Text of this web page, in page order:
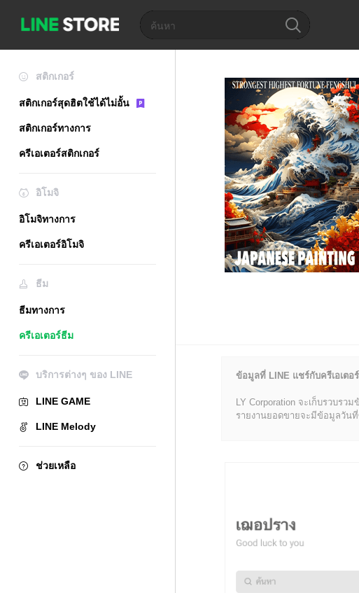
สติกเกอร์
สติกเกอร์สุดฮิตใช้ได้ไม่อั้น
สติกเกอร์ทางการ
ครีเอเตอร์สติกเกอร์
อิโมจิ
อิโมจิทางการ
ครีเอเตอร์อิโมจิ
ธีม
ธีมทางการ
ครีเอเตอร์ธีม
บริการต่างๆ ของ LINE
LINE GAME
LINE Melody
ช่วยเหลือ
ข้อมูลที่ LINE แชร์กับครีเอเตอร์
LY Corporation จะเก็บรวบรว
รายงานยอดขายจะมีข้อมูลวัน